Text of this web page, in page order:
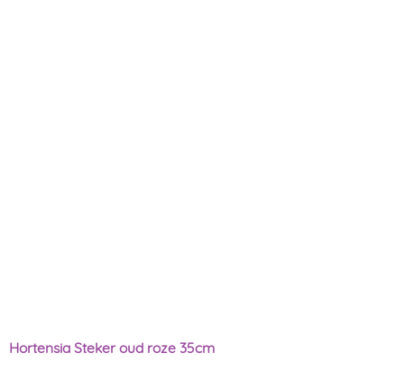
Hortensia Steker oud roze 35cm